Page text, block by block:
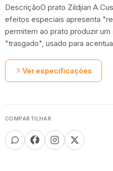
DescriçãoO prato Zildjian A
efeitos especiais apresenta
permitem ao prato produzir
"trasgado", usado para
Ver especificações
COMPARTILHAR